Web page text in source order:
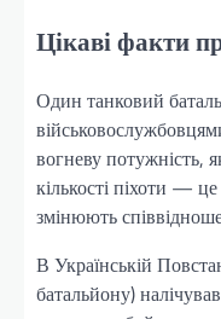
Цікаві факти
Один танковий
вогневу потужність,
кількості піхоти —
змінюють
В Українській
батальйону)